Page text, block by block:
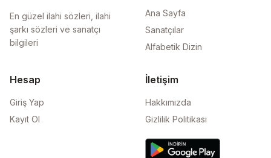
En güzel ilahi sözleri, ilahi
şarkı sözleri ve sanatçı
bilgileri
Ana Sayfa
Sanatçılar
Alfabetik Dizin
Hesap
Giriş Yap
Kayıt Ol
İletişim
Hakkımızda
Gizlilik Politikası